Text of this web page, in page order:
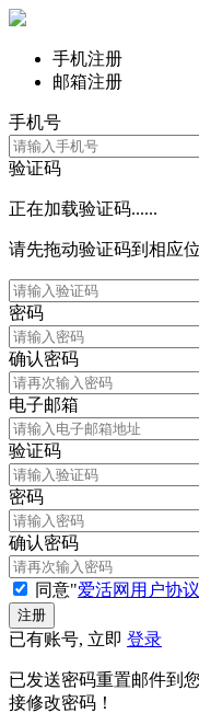
手机注册
邮箱注册
手机号
验证码
正在加载验证码......
请先拖动验证码到相应
密码
确认密码
电子邮箱
验证码
密码
确认密码
同意"爱活网用户协议
已有账号, 立即 登录
已发送密码重置邮件到
接修改密码！